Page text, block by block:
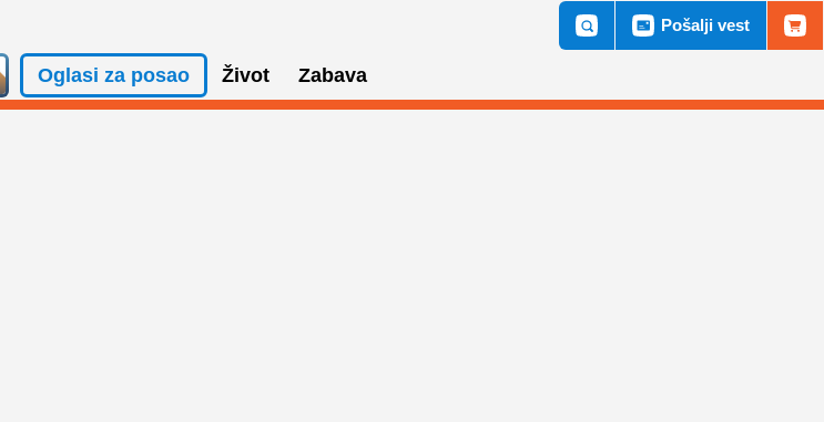
Oglasi za posao Život Zabava
Pošalji vest